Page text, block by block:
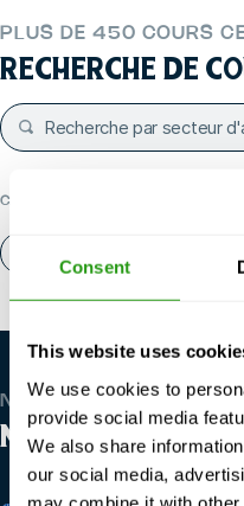
Consent
This website uses
We use cookies to
provide social media
We also share
our social media,
PLUS DE 450 COURS
RECHERCHE DE
CATÉGORIES POPULAIRES
NOUS SOMMES
NOS LIEUX